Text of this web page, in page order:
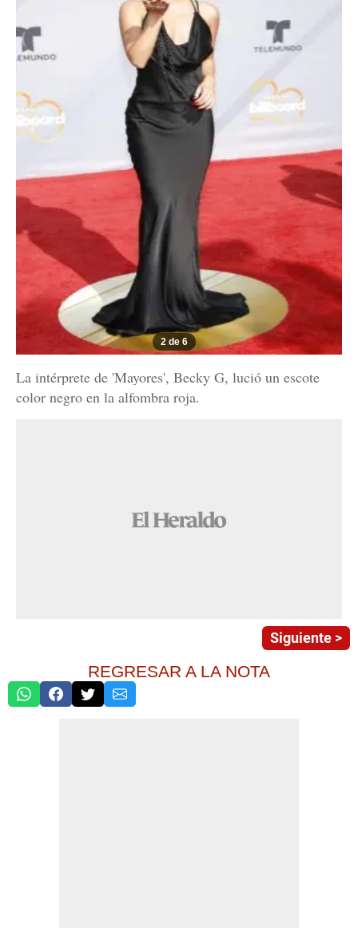
2 de 6
La intérprete de 'Mayores', Becky G, lució un escote
color negro en la alfombra roja.
Siguiente >
REGRESAR A LA NOTA